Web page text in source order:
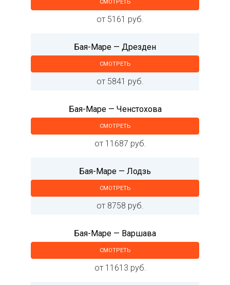
СМОТРЕТЬ
от 5161 руб.
Бая-Маре — Дрезден
СМОТРЕТЬ
от 5841 руб.
Бая-Маре — Ченстохова
СМОТРЕТЬ
от 11687 руб.
Бая-Маре — Лодзь
СМОТРЕТЬ
от 8758 руб.
Бая-Маре — Варшава
СМОТРЕТЬ
от 11613 руб.